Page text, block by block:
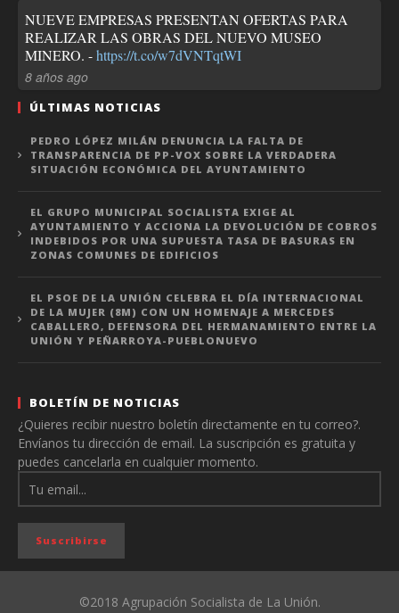
NUEVE EMPRESAS PRESENTAN OFERTAS PARA
REALIZAR LAS OBRAS DEL NUEVO MUSEO
MINERO. -https://t.co/w7dVNTqtWI
8 años ago
ÚLTIMAS NOTICIAS
PEDRO LÓPEZ MILÁN DENUNCIA LA FALTA DE
TRANSPARENCIA DE PP-VOX SOBRE LA VERDADERA
SITUACIÓN ECONÓMICA DEL AYUNTAMIENTO
EL GRUPO MUNICIPAL SOCIALISTA EXIGE AL
AYUNTAMIENTO Y ACCIONA LA DEVOLUCIÓN DE COBROS
INDEBIDOS POR UNA SUPUESTA TASA DE BASURAS EN
ZONAS COMUNES DE EDIFICIOS
EL PSOE DE LA UNIÓN CELEBRA EL DÍA INTERNACIONAL
DE LA MUJER (8M) CON UN HOMENAJE A MERCEDES
CABALLERO, DEFENSORA DEL HERMANAMIENTO ENTRE LA
UNIÓN Y PEÑARROYA-PUEBLONUEVO
BOLETÍN DE NOTICIAS
¿Quieres recibir nuestro boletín directamente en tu correo?.
Envíanos tu dirección de email. La suscripción es gratuita y
puedes cancelarla en cualquier momento.
©2018 Agrupación Socialista de La Unión.